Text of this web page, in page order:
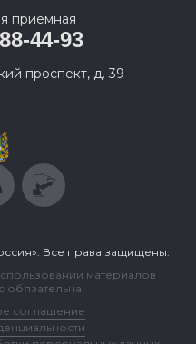
приемная
44-93
проспект, д. 39
Все права защищены.
материалов
обязательна.
соглашение